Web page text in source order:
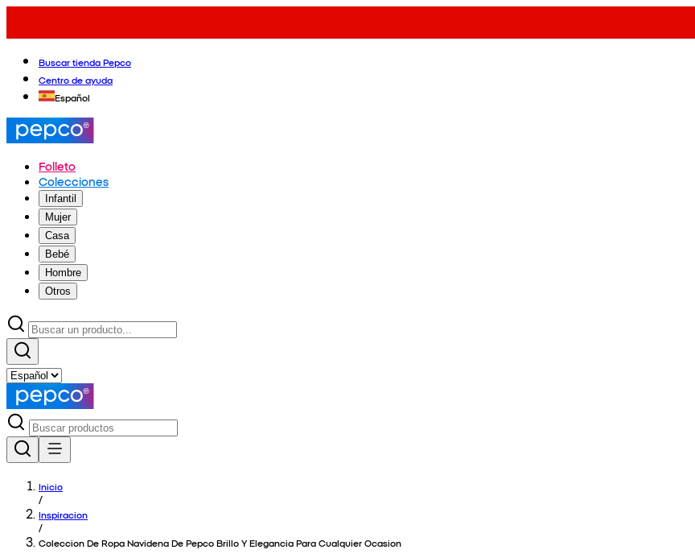
Buscar tienda Pepco
Centro de ayuda
Español
Folleto
Colecciones
Infantil
Mujer
Casa
Bebé
Hombre
Otros
Inicio
/
Inspiracion
/
Coleccion De Ropa Navidena De Pepco Brillo Y Elegancia Para Cualquier Ocasion